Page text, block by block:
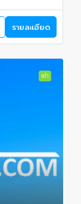
รายละเอียด
เช่า